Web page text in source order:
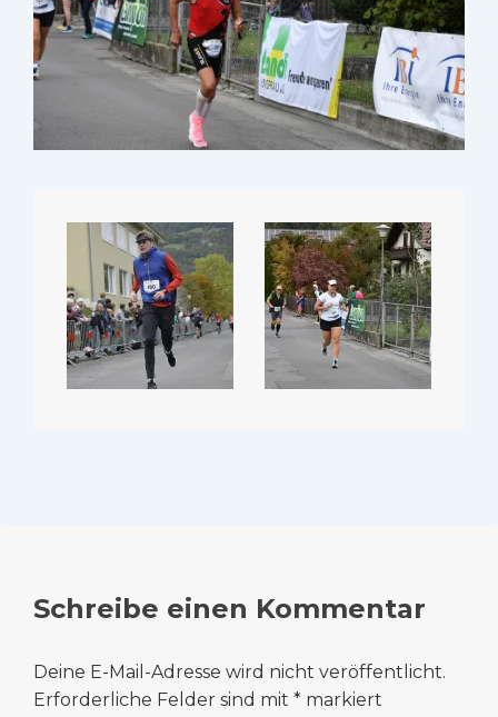
Schreibe einen Kommentar
Deine E-Mail-Adresse wird nicht veröffentlicht.
Erforderliche Felder sind mit * markiert